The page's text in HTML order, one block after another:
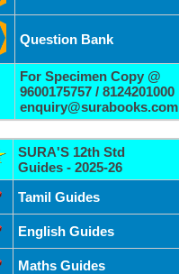
Question Bank
For Specimen Copy @
9600175757 / 8124201000
enquiry@surabooks.com
SURA'S 12th Std
Guides - 2025-26
Tamil Guides
English Guides
Maths Guides